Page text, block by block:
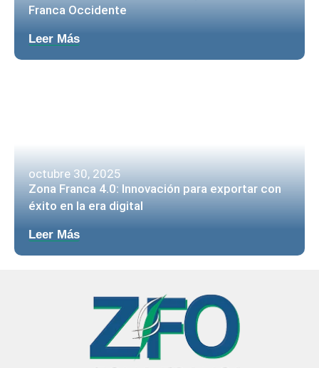
Franca Occidente
Leer Más
octubre 30, 2025
Zona Franca 4.0: Innovación para exportar con
éxito en la era digital
Leer Más